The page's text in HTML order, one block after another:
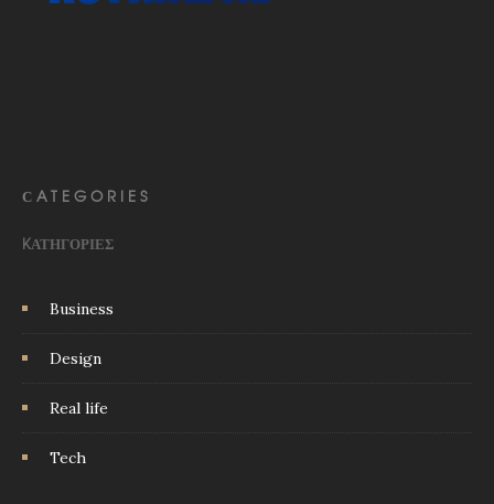
СATEGORIES
KΑΤΗΓΟΡΊΕΣ
Business
Design
Real life
Tech